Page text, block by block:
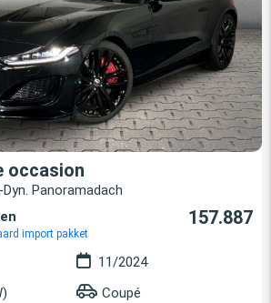
occasion
Panoramadach
import pakket
157.887
11/2024
Coupé